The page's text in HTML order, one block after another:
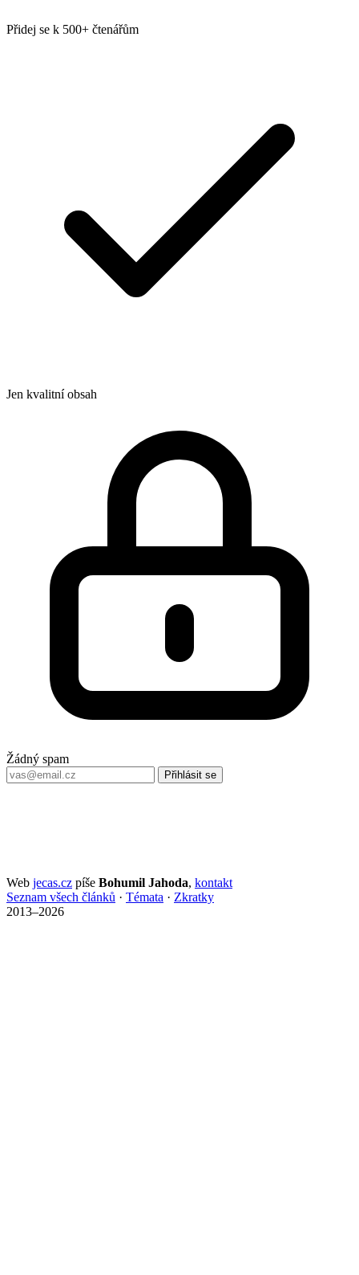
Přidej se k 500+ čtenářům
Jen kvalitní obsah
Žádný spam
Přihlásit se
Web jecas.cz píše Bohumil Jahoda, kontakt
Seznam všech článků · Témata · Zkratky
2013–2026